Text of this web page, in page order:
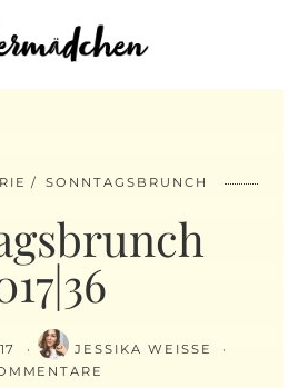
SONNTAGSBRUNCH
JESSIKA WEISSE